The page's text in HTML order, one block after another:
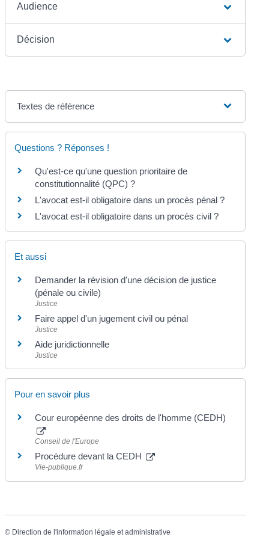
Audience
Décision
Textes de référence
Questions ? Réponses !
Qu'est-ce qu'une question prioritaire de
constitutionnalité (QPC) ?
L'avocat est-il obligatoire dans un procès pénal ?
L'avocat est-il obligatoire dans un procès civil ?
Et aussi
Demander la révision d'une décision de justice
(pénale ou civile)
Justice
Faire appel d'un jugement civil ou pénal
Justice
Aide juridictionnelle
Justice
Pour en savoir plus
Cour européenne des droits de l'homme (CEDH)
Conseil de l'Europe
Procédure devant la CEDH
Vie-publique.fr
© Direction de l'information légale et administrative